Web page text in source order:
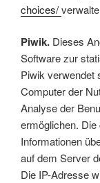
choices/
Piwik. Dieses
Software zur
Piwik verwendet
Computer der
Analyse der
ermöglichen.
Informationen
auf dem Server
Die IP-Adresse